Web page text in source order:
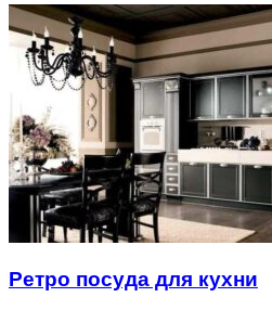
Ретро посуда для кухни